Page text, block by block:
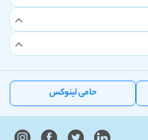
حامی لینوکس